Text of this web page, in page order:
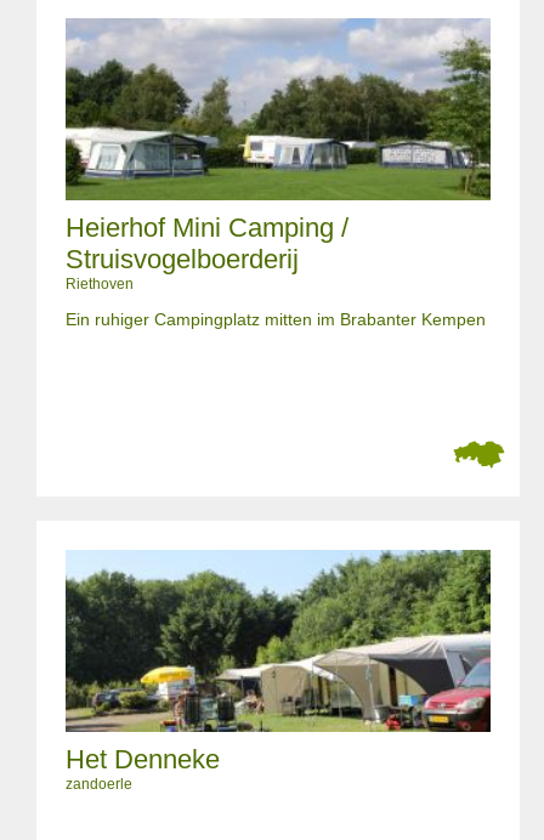
Heierhof Mini Camping /
Struisvogelboerderij
Riethoven
Ein ruhiger Campingplatz mitten im Brabanter Kempen
Het Denneke
zandoerle